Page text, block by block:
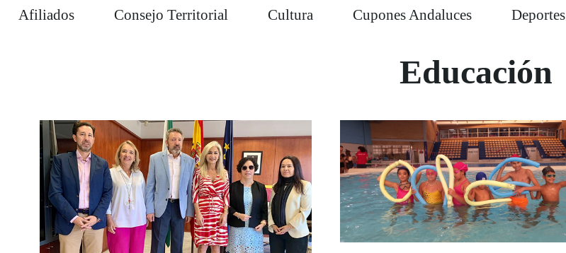
Afiliados Consejo Territorial Cultura Cupones Andaluces Deportes
Educación